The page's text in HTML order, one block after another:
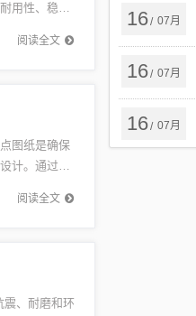
用性、稳定
追求创
阅读全文
图纸是确保
计。通过深
文重点阐
阅读全文
震、耐磨和环
16/ 07月
16/ 07月
16/ 07月